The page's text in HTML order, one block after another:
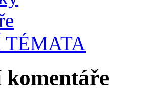
komentáře